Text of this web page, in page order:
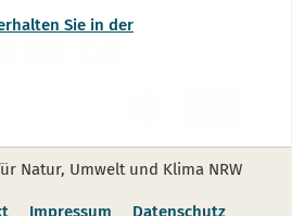
Nationalpark
einem
neuen
Fenster)
Nationalpark
einem
neuen
Fenster)
Natur, Umwelt und Klima NRW
Impressum Datenschutz
Sie in der